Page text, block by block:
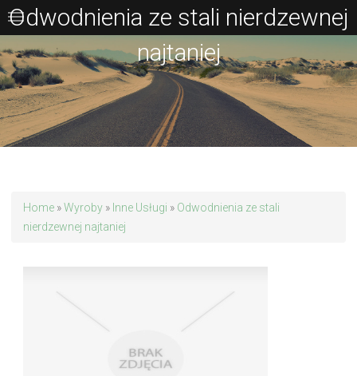
Home »Wyroby » Inne Usługi » Odwodnienia ze stali
nierdzewnej najtaniej
Odwodnienia ze stali nierdzewnej
najtaniej